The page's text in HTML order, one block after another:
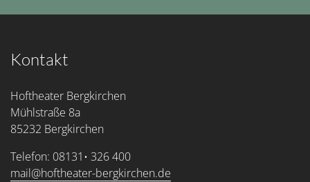
Kontakt
Hoftheater Bergkirchen
Mühlstraße 8a
85232 Bergkirchen
Telefon: 08131• 326 400
mail@hoftheater-bergkirchen.de